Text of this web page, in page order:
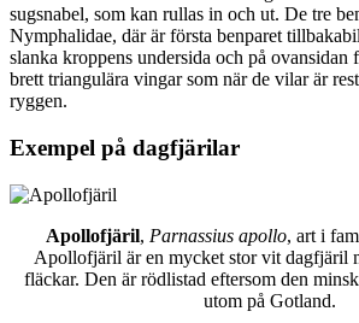
sugsnabel, som kan rullas in och ut. De tre
Nymphalidae, där är första benparet
slanka kroppens undersida och på ovansidan
brett triangulära vingar som när de vilar är
ryggen.
Exempel på dagfjärilar
Apollofjäril, Parnassius apollo, art i
Apollofjäril är en mycket stor vit dagfjäril
fläckar. Den är rödlistad eftersom den
utom på Gotland.